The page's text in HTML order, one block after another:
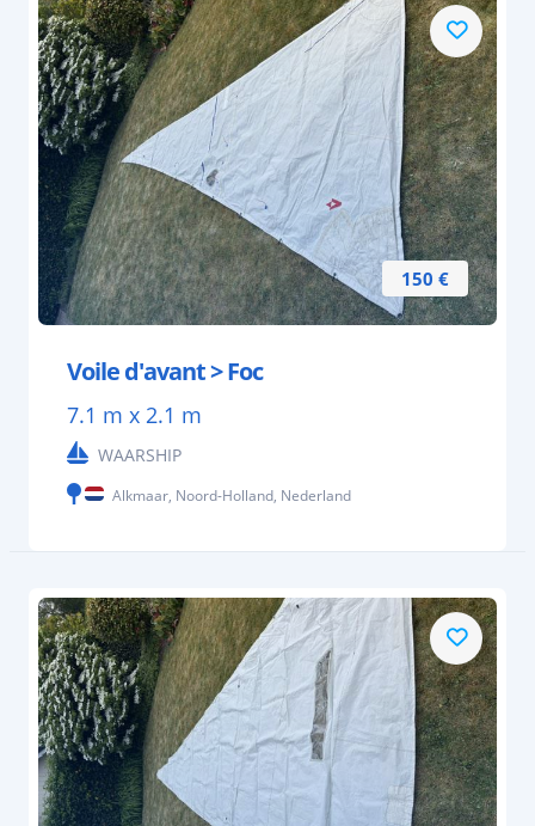
150 €
Voile d'avant > Foc
7.1 m x 2.1 m
WAARSHIP
Alkmaar, Noord-Holland, Nederland